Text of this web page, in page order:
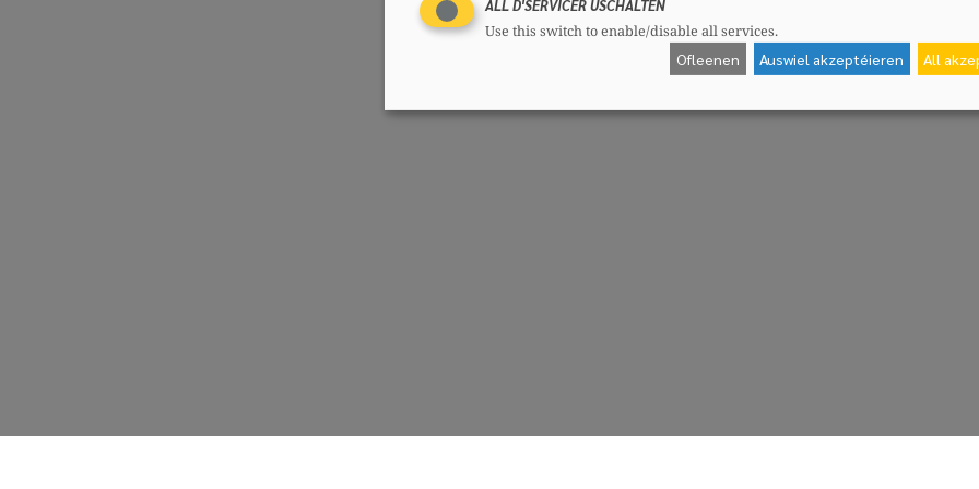
ALL D'SERVICER USCHALTEN
Use this switch to enable/disable all services.
Ofleenen Auswiel akzeptéieren All